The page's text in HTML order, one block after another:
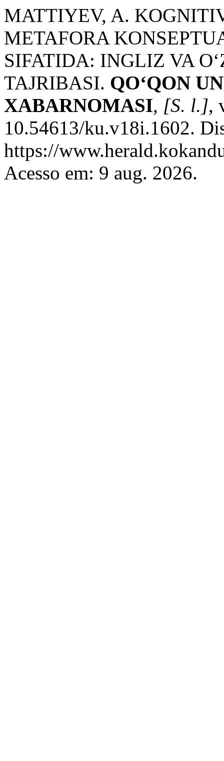
MATTIYEV, A.
METAFORA
SIFATIDA: INGLIZ VA
TAJRIBASI. QO‘QON
XABARNOMASI, [S. l.],
10.54613/ku.v18i.1602.
https://
Acesso em: 9 aug. 2026.